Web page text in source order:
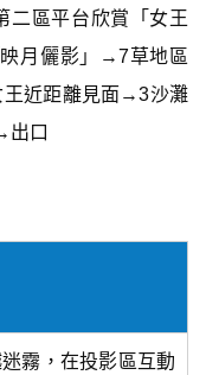
二區平台欣賞「女王
月儷影」→7草地區
王近距離見面→3沙灘
出口
霧，在投影區互動